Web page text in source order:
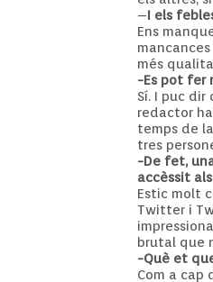
–I els
Ens
més
-Es pot fer
Sí. I puc
redactor
temps de
tres
-De fet,
accèssit
Estic molt
Twitter i
brutal que
-Què et
Com a cap